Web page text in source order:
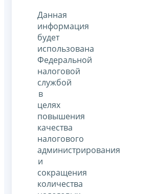
Данная
информация
будет
использована
Федеральной
налоговой
службой
в
целях
повышения
качества
налогового
администрирования
и
сокращения
количества